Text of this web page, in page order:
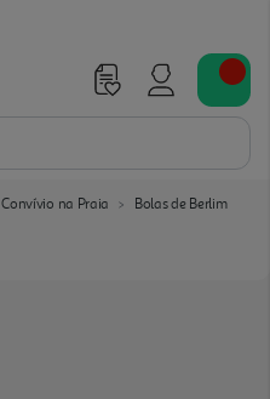
Convívio na Praia Bolas de Berlim